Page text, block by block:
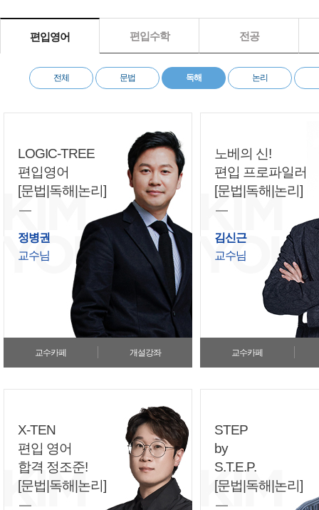
편입영어
전체 문법 독해 논리
편입수학 전공
LOGIC-TREE
편입영어
[문법|독해|논리]
정병권
교수님
교수카페 개설강좌
노베의 신!
편입 프로파일러
[문법|독해|논리]
김신근
교수님
교수카페
X-TEN
편입 영어
합격 정조준!
[문법|독해|논리]
STEP
by
S.T.E.P.
[문법|독해|논리]